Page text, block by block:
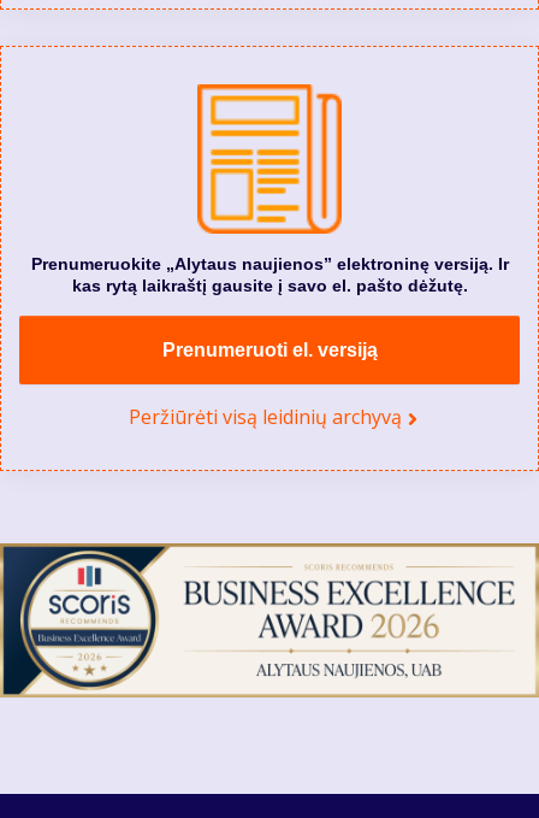
Prenumeruokite „Alytaus naujienos” elektroninę versiją. Ir
kas rytą laikraštį gausite į savo el. pašto dėžutę.
Prenumeruoti el. versiją
Peržiūrėti visą leidinių archyvą